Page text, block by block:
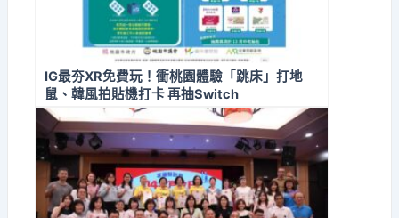
IG最夯XR免費玩！衝桃園體驗「跳床」打地
鼠、韓風拍貼機打卡 再抽Switch